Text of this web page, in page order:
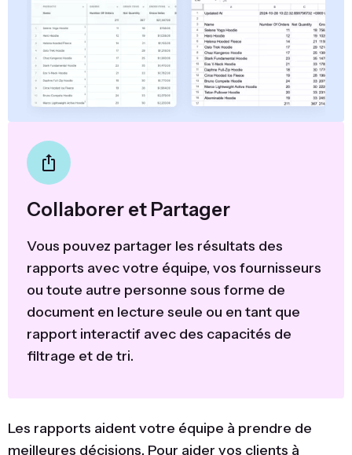
Collaborer et Partager
Vous pouvez partager les résultats des
rapports avec votre équipe, vos fournisseurs
ou toute autre personne sous forme de
document en lecture seule ou en tant que
rapport interactif avec des capacités de
filtrage et de tri.
Les rapports aident votre équipe à prendre de
meilleures décisions. Pour aider vos clients à